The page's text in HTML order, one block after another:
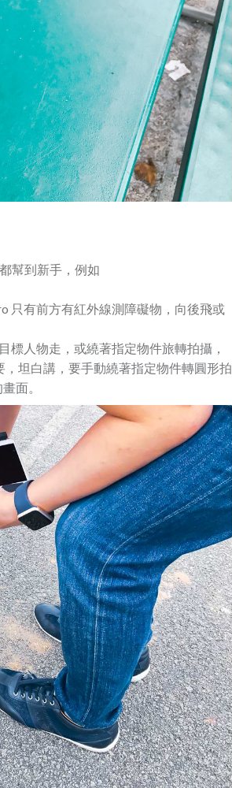
幫到新手，例如
只有前方有紅外線測障礙物，向後飛或
標人物走，或繞著指定物件旅轉拍攝，
坦白講，要手動繞著指定物件轉圓形拍
面。